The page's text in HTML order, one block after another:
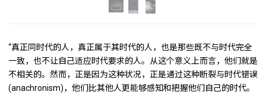
“真正同时代的人，真正属于其时代的人，也是那些既不与时代完全
一致，也不让自己适应时代要求的人。从这个意义上而言，他们就是
不相关的。然而，正是因为这种状况，正是通过这种断裂与时代错误
(anachronism)，他们比其他人更能够感知和把握他们自己的时代。